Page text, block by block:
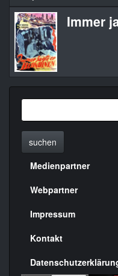
Immer
suchen
Menülinks
rechte
Seite
Medienpartner
Webpartner
Impressum
Kontakt